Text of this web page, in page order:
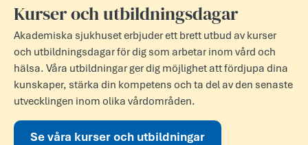
Kurser och utbildningsdagar
Akademiska sjukhuset erbjuder ett brett utbud av kurser
och utbildningsdagar för dig som arbetar inom vård och
hälsa. Våra utbildningar ger dig möjlighet att fördjupa dina
kunskaper, stärka din kompetens och ta del av den senaste
utvecklingen inom olika vårdområden.
Se våra kurser och utbildningar